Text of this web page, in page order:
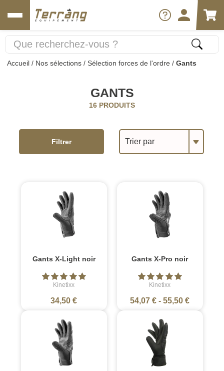
Accueil / Nos sélections / Sélection forces de l'ordre / Gants
GANTS
16 PRODUITS
Trier par
Filtrer
Gants X-Light noir
Kinetixx
34,50 €
Gants X-Pro noir
Kinetixx
54,07 € -55,50 €